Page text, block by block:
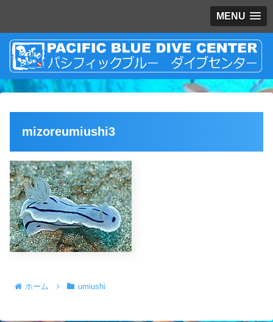
MENU
mizoreumiushi3
ホーム umiushi